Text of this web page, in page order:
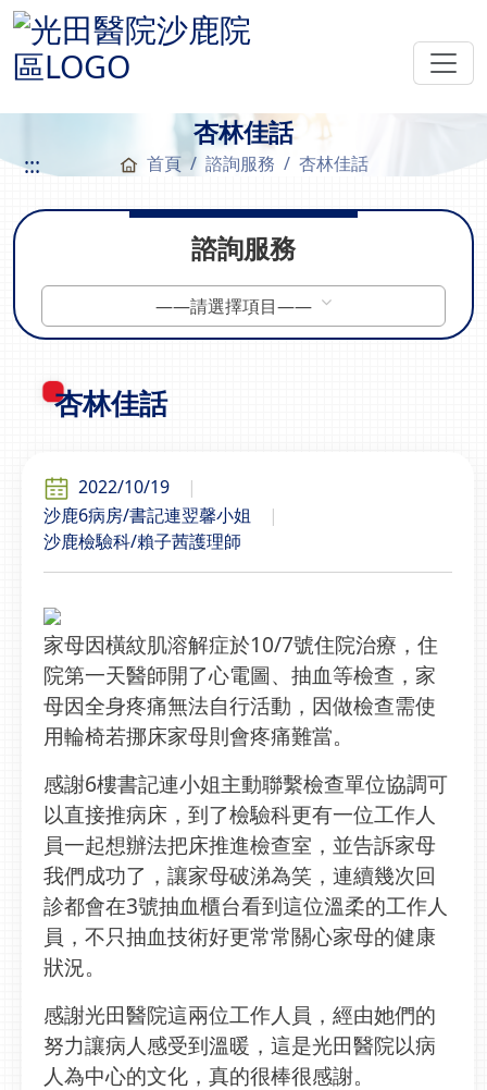
杏林佳話
::: 首頁 諮詢服務 杏林佳話
諮詢服務
——請選擇項目——
杏林佳話
2022/10/19
沙鹿6病房/書記連翌馨小姐
沙鹿檢驗科/賴子茜護理師
家母因橫紋肌溶解症於10/7號住院治療，住
院第一天醫師開了心電圖、抽血等檢查，家
母因全身疼痛無法自行活動，因做檢查需使
用輪椅若挪床家母則會疼痛難當。
感謝6樓書記連小姐主動聯繫檢查單位協調可
以直接推病床，到了檢驗科更有一位工作人
員一起想辦法把床推進檢查室，並告訴家母
我們成功了，讓家母破涕為笑，連續幾次回
診都會在3號抽血櫃台看到這位溫柔的工作人
員，不只抽血技術好更常常關心家母的健康
狀況。
感謝光田醫院這兩位工作人員，經由她們的
努力讓病人感受到溫暖，這是光田醫院以病
人為中心的文化，真的很棒很感謝。